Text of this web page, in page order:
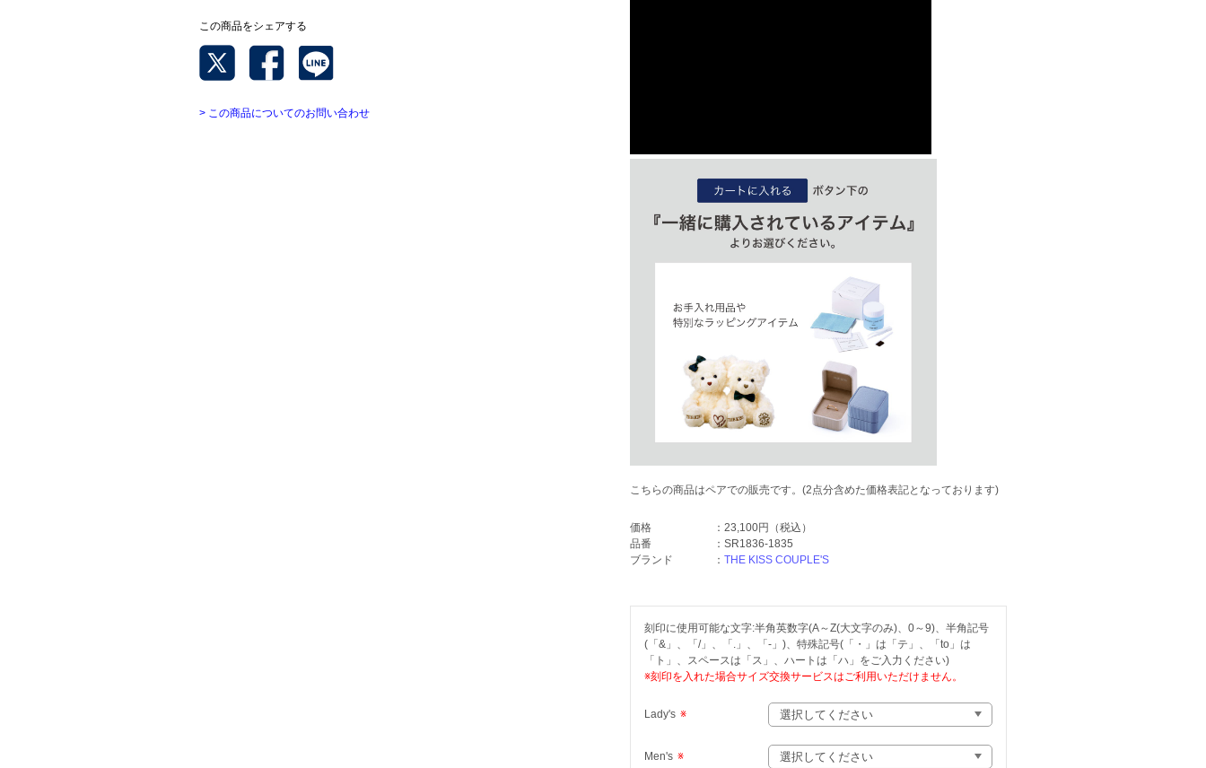
この商品をシェアする
> この商品についてのお問い合わせ
こちらの商品はペアでの販売です。(2点分含めた価格表記となっております)
価格 ： 23,100円
（税込）
品番
： SR1836-1835
ブランド
： THE KISS COUPLE'S
刻印に使用可能な文字:半角英数字(A～Z(大文字のみ)、0～9)、半角記号
(「&」、「/」、「.」、「-」)、特殊記号(「・」は「テ」、「to」は
「ト」、スペースは「ス」、ハートは「ハ」をご入力ください)
※刻印を入れた場合サイズ交換サービスはご利用いただけません。
Lady's ※
Men's ※